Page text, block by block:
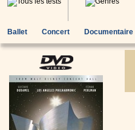
Ballet Concert Documentaire